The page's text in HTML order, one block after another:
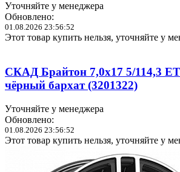
Уточняйте у менеджера
Обновлено:
01.08.2026 23:56:52
Этот товар купить нельзя, уточняйте у
СКАД Брайтон 7,0x17 5/114,3
чёрный бархат (3201322)
Уточняйте у менеджера
Обновлено:
01.08.2026 23:56:52
Этот товар купить нельзя, уточняйте у